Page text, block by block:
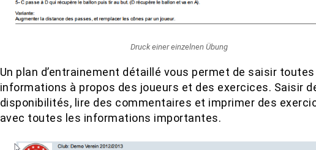
Druck einer einzelnen Übung
Un plan d’entrainement détaillé vous permet de saisir
informations à propos des joueurs et des exercices. Saisir
disponibilités, lire des commentaires et imprimer des
avec toutes les informations importantes.